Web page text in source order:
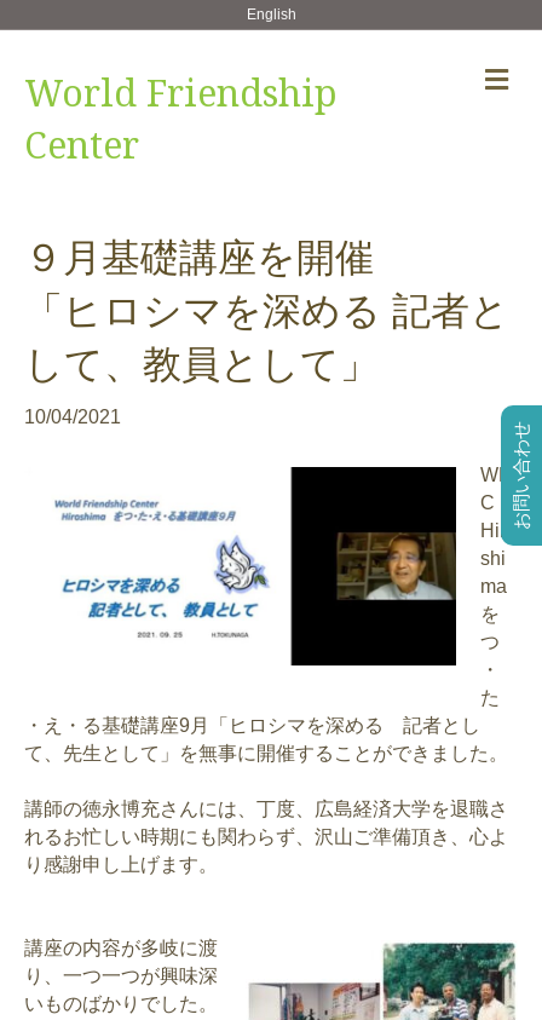
English
World Friendship
Center
メ
ニ
９月基礎講座を開催
「ヒロシマを深める 記者と
して、教員として」
10/04/2021
WF
C
Hiro
shi
ma
を
つ
・
た
・え・る基礎講座9月「ヒロシマを深める 記者とし
て、先生として」を無事に開催することができました。
講師の徳永博充さんには、丁度、広島経済大学を退職さ
れるお忙しい時期にも関わらず、沢山ご準備頂き、心よ
り感謝申し上げます。
講座の内容が多岐に渡
り、一つ一つが興味深
いものばかりでした。
お問い合わせ